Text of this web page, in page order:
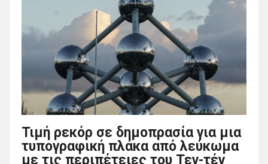
Τιμή ρεκόρ σε δημοπρασία για μια
τυπογραφική πλάκα από λεύκωμα
με τις περιπέτειες του Τεν-τέν